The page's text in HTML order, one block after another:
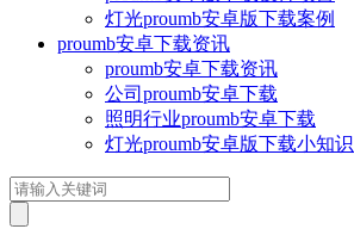
灯光proumb安卓版下载案例
proumb安卓下载资讯
proumb安卓下载资讯
公司proumb安卓下载
照明行业proumb安卓下载
灯光proumb安卓版下载小知识